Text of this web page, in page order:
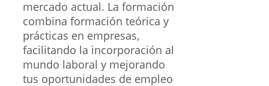
mercado actual. La formación
combina formación teórica y
prácticas en empresas,
facilitando la incorporación al
mundo laboral y mejorando
tus oportunidades de empleo